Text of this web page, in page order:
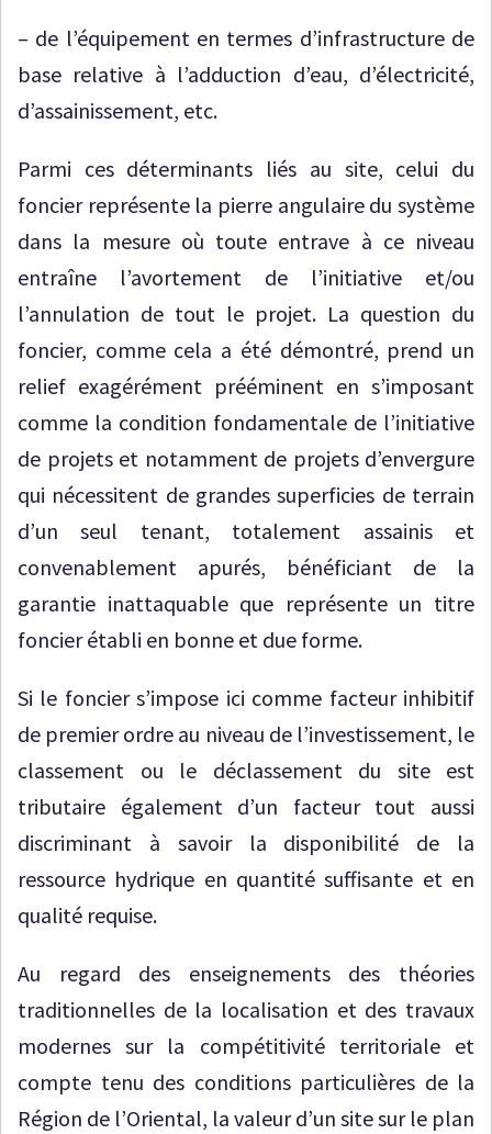
– de l’équipement en termes d’infrastructure de
base relative à l’adduction d’eau, d’électricité,
d’assainissement, etc.
Parmi ces déterminants liés au site, celui du
foncier représente la pierre angulaire du système
dans la mesure où toute entrave à ce niveau
entraîne l’avortement de l’initiative et/ou
l’annulation de tout le projet. La question du
foncier, comme cela a été démontré, prend un
relief exagérément prééminent en s’imposant
comme la condition fondamentale de l’initiative
de projets et notamment de projets d’envergure
qui nécessitent de grandes superficies de terrain
d’un seul tenant, totalement assainis et
convenablement apurés, bénéficiant de la
garantie inattaquable que représente un titre
foncier établi en bonne et due forme.
Si le foncier s’impose ici comme facteur inhibitif
de premier ordre au niveau de l’investissement, le
classement ou le déclassement du site est
tributaire également d’un facteur tout aussi
discriminant à savoir la disponibilité de la
ressource hydrique en quantité suffisante et en
qualité requise.
Au regard des enseignements des théories
traditionnelles de la localisation et des travaux
modernes sur la compétitivité territoriale et
compte tenu des conditions particulières de la
Région de l’Oriental, la valeur d’un site sur le plan